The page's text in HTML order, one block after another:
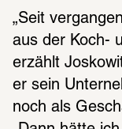
„Seit
aus der Koch-
erzählt
er sein
noch als